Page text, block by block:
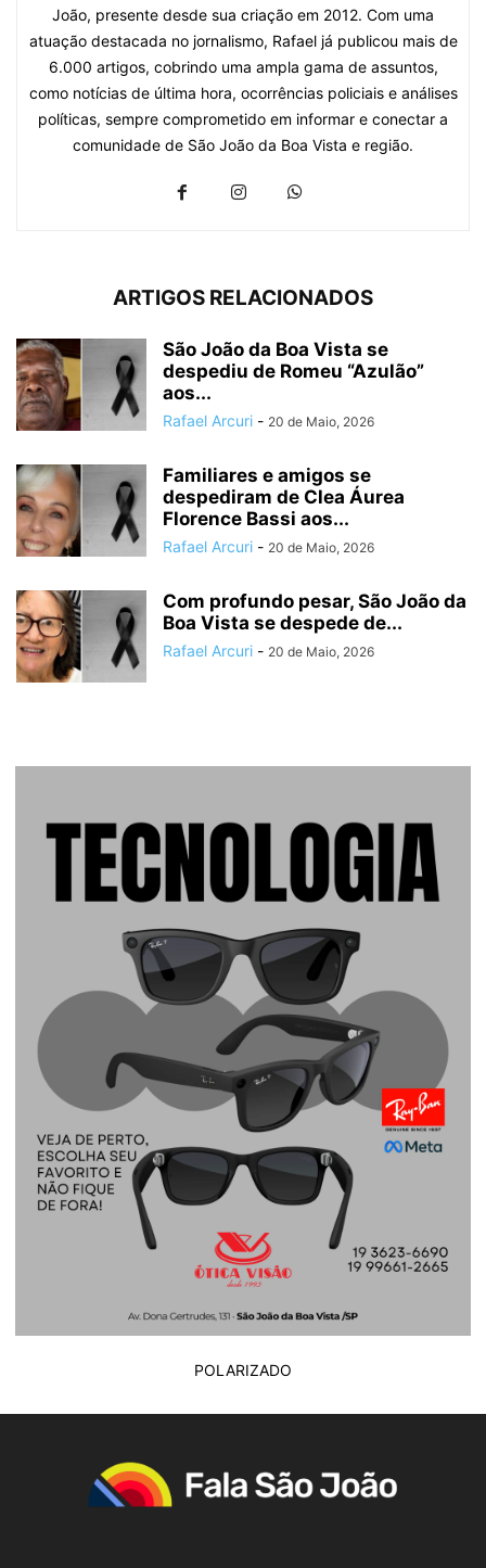
João, presente desde sua criação em 2012. Com uma
atuação destacada no jornalismo, Rafael já publicou mais de
6.000 artigos, cobrindo uma ampla gama de assuntos,
como notícias de última hora, ocorrências policiais e análises
políticas, sempre comprometido em informar e conectar a
comunidade de São João da Boa Vista e região.
ARTIGOS RELACIONADOS
São João da Boa Vista se
despediu de Romeu “Azulão”
aos...
Rafael Arcuri - 20 de Maio, 2026
Familiares e amigos se
despediram de Clea Áurea
Florence Bassi aos...
Rafael Arcuri - 20 de Maio, 2026
Com profundo pesar, São João da
Boa Vista se despede de...
Rafael Arcuri - 20 de Maio, 2026
POLARIZADO